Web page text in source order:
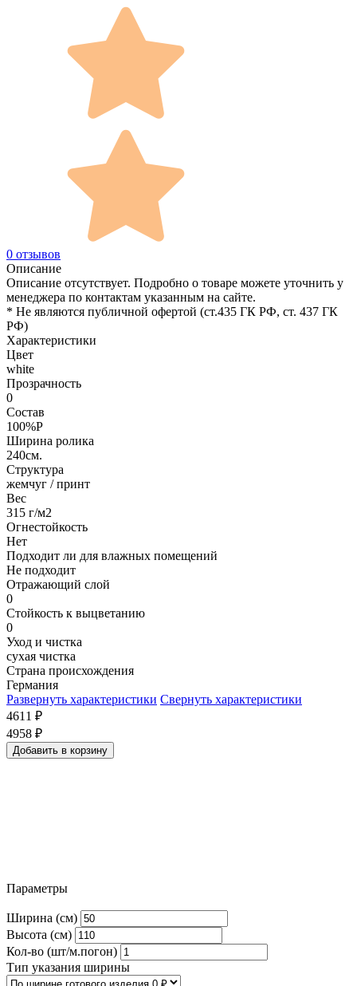
0 отзывов
Описание
Описание отсутствует. Подробно о товаре можете уточнить у
менеджера по контактам указанным на сайте.
* Не являются публичной офертой (ст.435 ГК РФ, cт. 437 ГК
РФ)
Характеристики
Цвет
white
Прозрачность
0
Состав
100%P
Ширина ролика
240см.
Структура
жемчуг / принт
Вес
315 г/м2
Огнестойкость
Нет
Подходит ли для влажных помещений
Не подходит
Отражающий слой
0
Стойкость к выцветанию
0
Уход и чистка
сухая чистка
Страна происхождения
Германия
Развернуть характеристики Свернуть характеристики
4611 ₽
4958 ₽
Добавить в корзину
Параметры
Ширина (см)
Высота (см)
Кол-во (шт/м.погон)
Тип указания ширины